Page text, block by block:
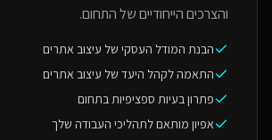
והצרכים הייחודיים של התחום.
הבנת המודל העסקי של עיצוב אתרים
התאמה לקהל היעד של עיצוב אתרים
פתרון בעיות ספציפיות בתחום
אפיון מותאם לתהליכי העבודה שלך